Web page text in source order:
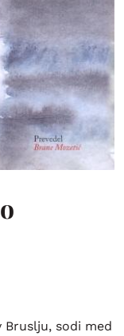
Bruslju, sodi med